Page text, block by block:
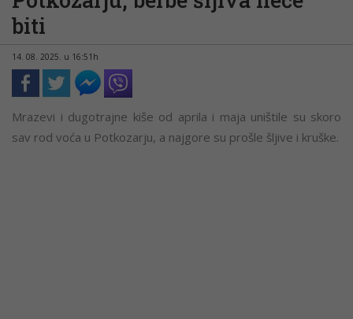
biti
14. 08. 2025. u 16:51h
Mrazevi i dugotrajne kiše od aprila i maja uništile su skoro
sav rod voća u Potkozarju, a najgore su prošle šljive i kruške.